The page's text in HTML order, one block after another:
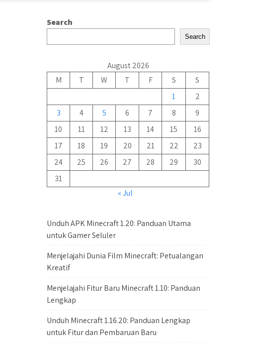
Search
Search
August 2026
M
T W T F S
S
1
2
3
4 5 6 7 8
9
10
11 12 13 14 15
16
17
18 19 20 21 22
23
24
25 26 27 28 29
30
31
« Jul
Unduh APK Minecraft 1.20: Panduan Utama
untuk Gamer Seluler
Menjelajahi Dunia Film Minecraft: Petualangan
Kreatif
Menjelajahi Fitur Baru Minecraft 1.10: Panduan
Lengkap
Unduh Minecraft 1.16.20: Panduan Lengkap
untuk Fitur dan Pembaruan Baru